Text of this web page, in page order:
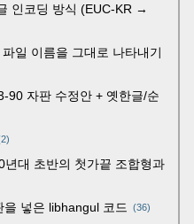
인코딩 방식 (EUC-KR →
일 이름을 그대로 나타내기
90 자판 수정안 + 옛한글/순
대 초반의 첫가끝 조합형과
넣은 libhangul 코드 (36)